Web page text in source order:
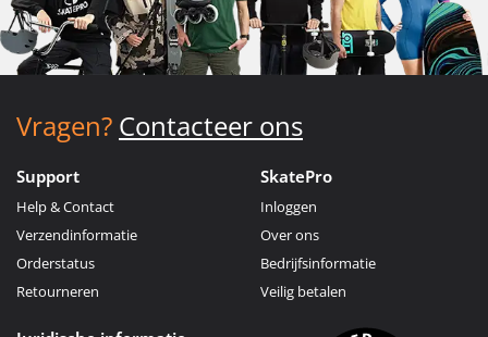
Vragen? Contacteer ons
Support
Help & Contact
Verzendinformatie
Orderstatus
Retourneren
SkatePro
Inloggen
Over ons
Bedrijfsinformatie
Veilig betalen